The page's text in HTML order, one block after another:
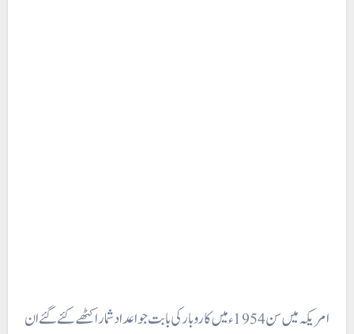
امریکہ میں سن 1954ء میں کاروبار کی بابت جو اعداد شمار اکٹھے کئے گئے ان